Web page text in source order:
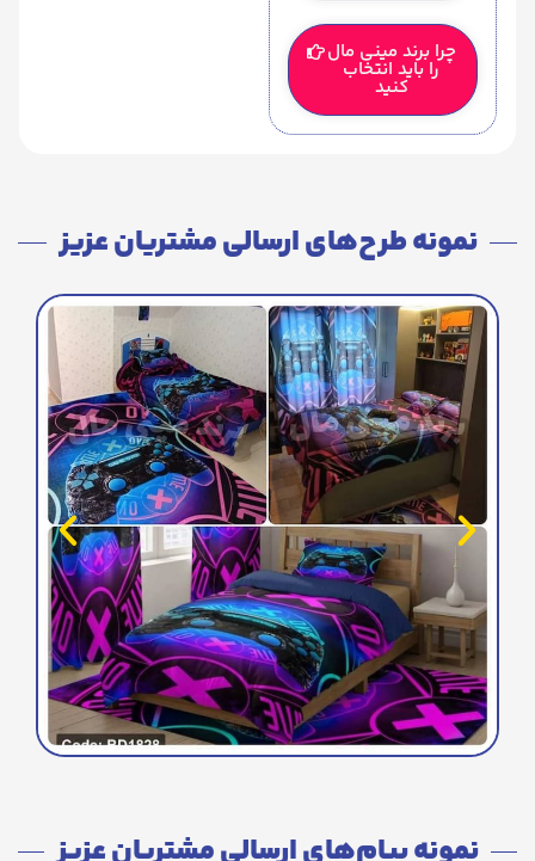
چرا برند مینی مال
را باید انتخاب
کنید
نمونه طرح‌های ارسالی مشتریان عزیز